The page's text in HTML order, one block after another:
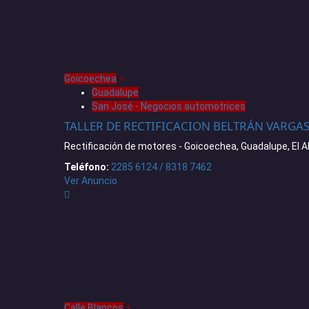
Goicoechea +
Guadalupe
San José - Negocios automotrices
TALLER DE RECTIFICACION BELTRÁN VARGAS
Rectificación de motores - Goicoechea, Guadalupe, El
Teléfono: 2285 6124 / 8318 7462
Ver Anuncio